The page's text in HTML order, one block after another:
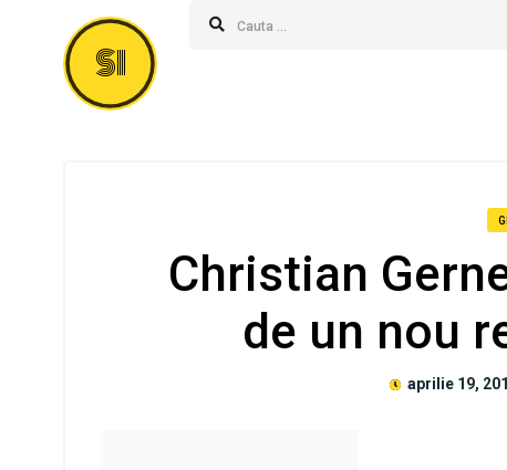
SI
Christian
de un nou
aprilie 19,